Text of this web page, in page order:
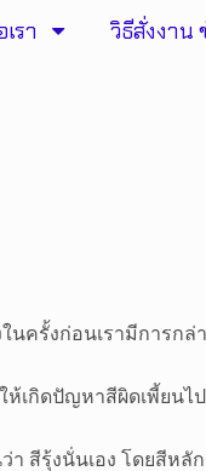
รา
วิธีสั่งงาน
นครั้งก่อนเรามีการก
เกิดปัญหาสีผิดเพี้ยนไ
สีรุ้งนั่นเอง โดยสีห